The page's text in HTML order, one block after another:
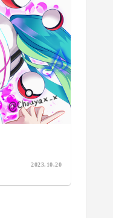
2023.10.20